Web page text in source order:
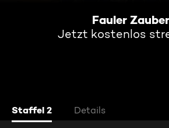
Fauler Zauber
Jetzt kostenlos
Staffel 2 Details